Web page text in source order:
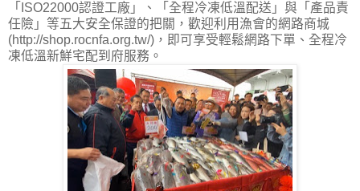
「ISO22000認證工廠」、「全程冷凍低溫配送」與「產品責
任險」等五大安全保證的把關，歡迎利用漁會的網路商城
(http://shop.rocnfa.org.tw/)，即可享受輕鬆網路下單、全程冷
凍低溫新鮮宅配到府服務。